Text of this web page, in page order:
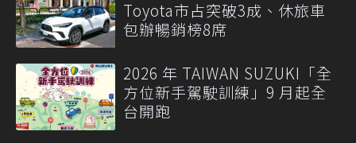
Toyota市占突破3成、休旅車
包辦暢銷榜8席
2026 年 TAIWAN SUZUKI「全
方位新手駕駛訓練」9 月起全
台開跑